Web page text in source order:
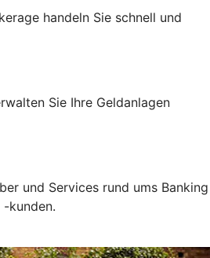
handeln Sie schnell und
Sie Ihre Geldanlagen
und Services rund ums Banking
kunden.